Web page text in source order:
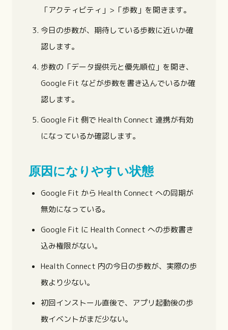
「アクティビティ」>「歩数」を開きます。
今日の歩数が、期待している歩数に近いか確
認します。
歩数の「データ提供元と優先順位」を開き、
Google Fit などが歩数を書き込んでいるか確
認します。
Google Fit 側で Health Connect 連携が有効
になっているか確認します。
原因になりやすい状態
Google Fit から Health Connect への同期が
無効になっている。
Google Fit に Health Connect への歩数書き
込み権限がない。
Health Connect 内の今日の歩数が、実際の歩
数より少ない。
初回インストール直後で、アプリ起動後の歩
数イベントがまだ少ない。